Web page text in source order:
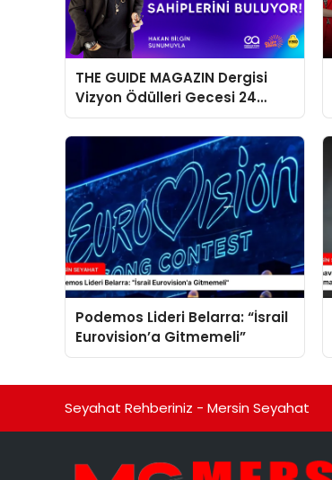
THE GUIDE MAGAZIN Dergisi
Vizyon Ödülleri Gecesi 24
Aralık’ta
Podemos Lideri Belarra: “İsrail
Eurovision’a Gitmemeli”
Seyahat Rehberiniz - Mersin Seyahat